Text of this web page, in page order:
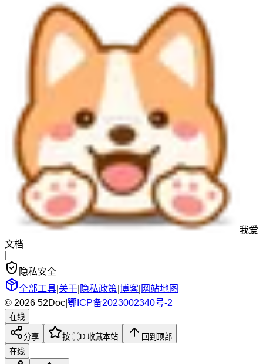
我爱
文档
隐私安全
全部工具 关于 隐私政策 博客 网站地图
© 2026 52Doc 鄂ICP备2023002340号-2
在线
分享 按 ⌘D 收藏本站
回到顶部
在线